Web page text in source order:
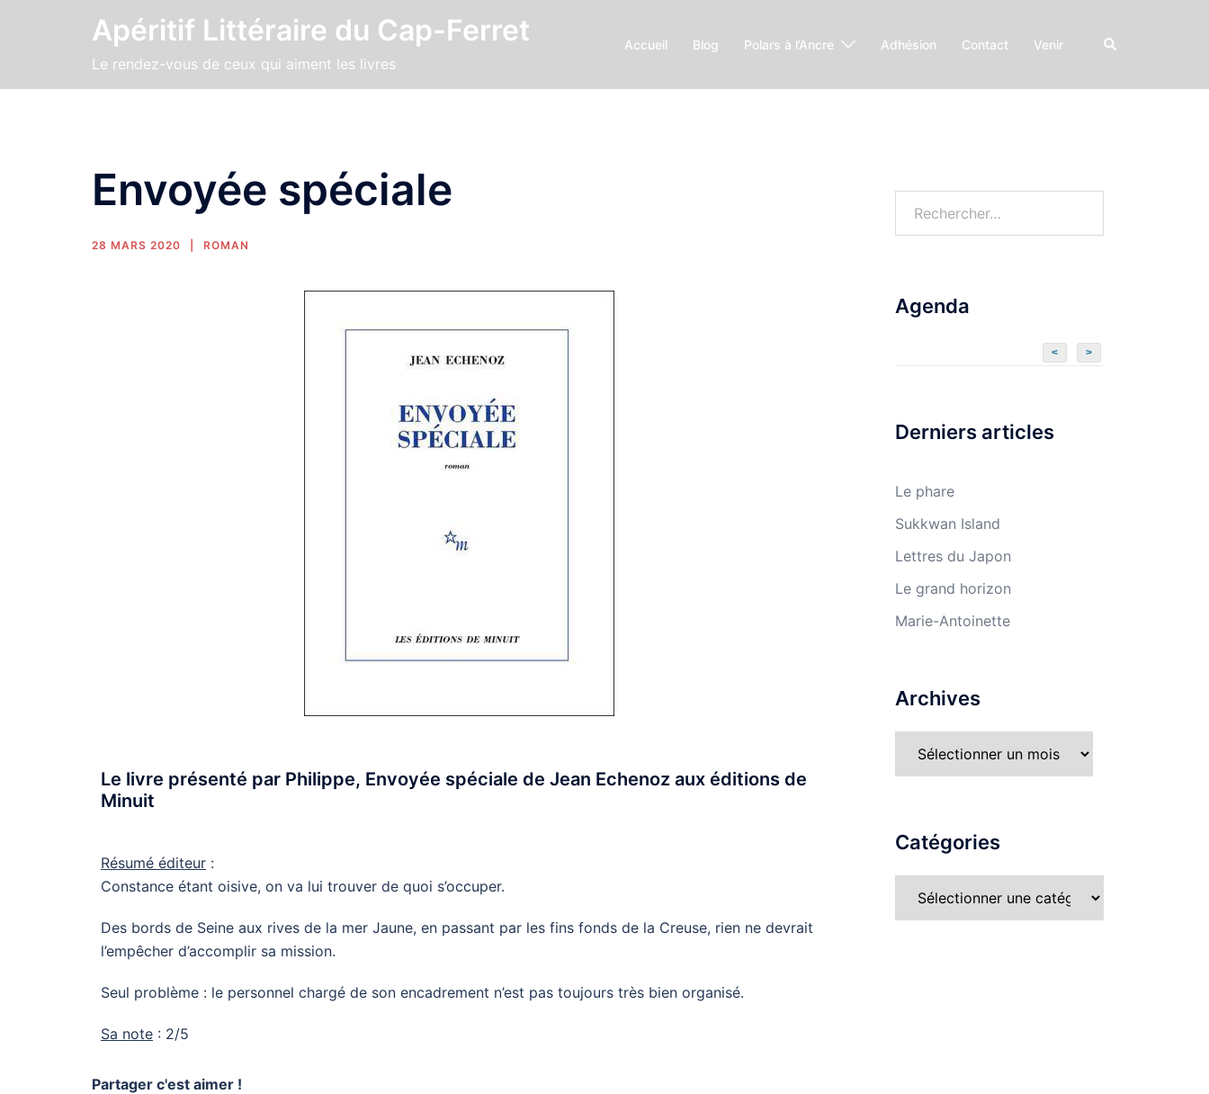
Apéritif Littéraire du Cap-Ferret
Le rendez-vous de ceux qui aiment les livres
Accueil Blog Polars à l’Ancre Adhésion Contact Venir
Envoyée spéciale
28 MARS 2020 ROMAN
Le livre présenté par Philippe, Envoyée spéciale de Jean Echenoz aux éditions de
Minuit
Résumé éditeur :
Constance étant oisive, on va lui trouver de quoi s’occuper.
Des bords de Seine aux rives de la mer Jaune, en passant par les fins fonds de la Creuse, rien ne devrait
l’empêcher d’accomplir sa mission.
Seul problème : le personnel chargé de son encadrement n’est pas toujours très bien organisé.
Sa note : 2/5
Partager c'est aimer !
Agenda
< >
Derniers articles
Le phare
Sukkwan Island
Lettres du Japon
Le grand horizon
Marie-Antoinette
Archives
Catégories